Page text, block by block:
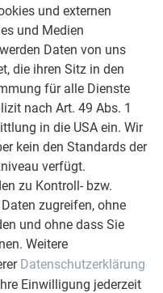
und externen
und Medien
Daten von uns
die ihren Sitz in den
für alle Dienste
nach Art. 49 Abs. 1
in die USA ein. Wir
kein den Standards der
verfügt.
zu Kontroll- bzw.
zugreifen, ohne
und ohne dass Sie
Weitere
Datenschutzerklärung
Einwilligung jederzeit
sind hervorragend dafür
Design mit bester
verschaffen - und das für
bei der Sanierung bieten
von PREFA
präsentieren wir
Licht. Der
Objekte mit
die technischen
Sonderlösungen.
an!